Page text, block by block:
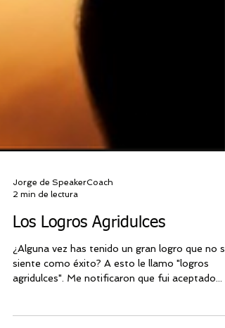
2 min de lectura
Los Logros Agridulces
¿Alguna vez has tenido un gran logro que no se